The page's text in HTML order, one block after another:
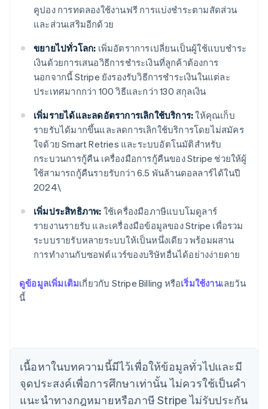
คูปอง การทดลองใช้งานฟรี การแบ่งชำระตามสัดส่วน
และส่วนเสริมอีกด้วย
ขยายไปทั่วโลก: เพิ่มอัตราการเปลี่ยนเป็นผู้ใช้แบบชำระ
เงินด้วยการเสนอวิธีการชำระเงินที่ลูกค้าต้องการ
นอกจากนี้ Stripe ยังรองรับวิธีการชำระเงินในแต่ละ
ประเทศมากกว่า 100 วิธีและกว่า 130 สกุลเงิน
เพิ่มรายได้และลดอัตราการเลิกใช้บริการ:ให้คุณเก็บ
รายรับได้มากขึ้นและลดการเลิกใช้บริการโดยไม่สมัคร
ใจด้วย Smart Retries และระบบอัตโนมัติสำหรับ
กระบวนการกู้คืน เครื่องมือการกู้คืนของ Stripe ช่วยให้ผู้
ใช้สามารถกู้คืนรายรับกว่า 6.5 พันล้านดอลลาร์ได้ในปี
2024\
เพิ่มประสิทธิภาพ: ใช้เครื่องมือภาษีแบบโมดูลาร์
รายงานรายรับ และเครื่องมือข้อมูลของ Stripe เพื่อรวม
ระบบรายรับหลายระบบให้เป็นหนึ่งเดียว พร้อมผสาน
การทำงานกับซอฟต์แวร์ของบริษัทอื่นได้อย่างง่ายดาย
ดูข้อมูลเพิ่มเติมเกี่ยวกับ Stripe Billing หรือเริ่มใช้งานเลยวัน
นี้
เนื้อหาในบทความนี้มีไว้เพื่อให้ข้อมูลทั่วไปและมี
จุดประสงค์เพื่อการศึกษาเท่านั้น ไม่ควรใช้เป็นคํา
แนะนําทางกฎหมายหรือภาษี Stripe ไม่รับประกัน
แคนาดา
English
โครเอเชีย
EnglishItaliano
จีนแผ่นดินใหญ่